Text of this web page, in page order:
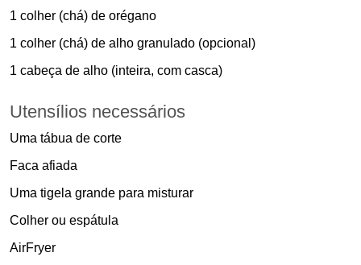
1 colher (chá) de orégano
1 colher (chá) de alho granulado (opcional)
1 cabeça de alho (inteira, com casca)
Utensílios necessários
Uma tábua de corte
Faca afiada
Uma tigela grande para misturar
Colher ou espátula
AirFryer